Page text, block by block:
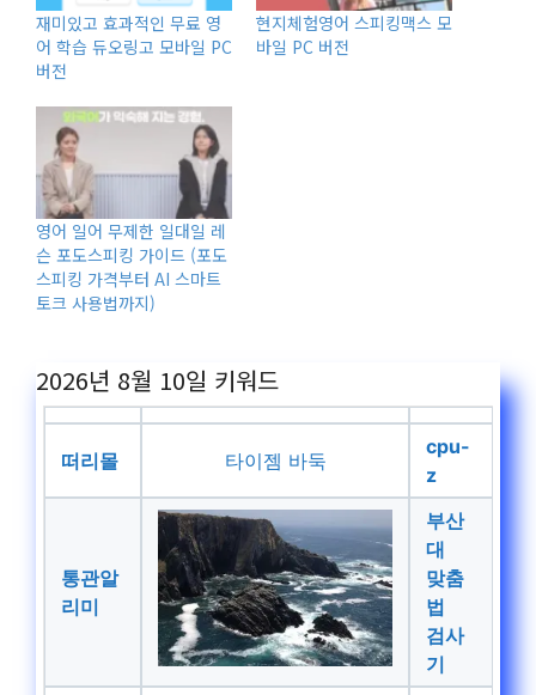
재미있고 효과적인 무료 영
어 학습 듀오링고 모바일 PC
버전
현지체험영어 스피킹맥스 모
바일 PC 버전
영어 일어 무제한 일대일 레
슨 포도스피킹 가이드 (포도
스피킹 가격부터 AI 스마트
토크 사용법까지)
2026년 8월 10일 키워드
떠리몰 타이젬 바둑
cpu-
z
통관알
리미
부산
대
맞춤
법
검사
기